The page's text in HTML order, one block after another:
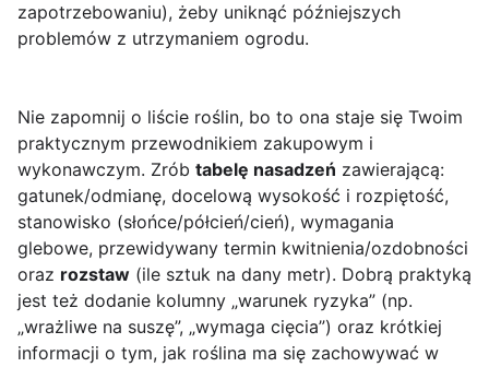
zapotrzebowaniu), żeby uniknąć późniejszych
problemów z utrzymaniem ogrodu.
Nie zapomnij o liście roślin, bo to ona staje się Twoim
praktycznym przewodnikiem zakupowym i
wykonawczym. Zrób tabelę nasadzeń zawierającą:
gatunek/odmianę, docelową wysokość i rozpiętość,
stanowisko (słońce/półcień/cień), wymagania
glebowe, przewidywany termin kwitnienia/ozdobności
oraz rozstaw (ile sztuk na dany metr). Dobrą praktyką
jest też dodanie kolumny „warunek ryzyka” (np.
„wrażliwe na suszę”, „wymaga cięcia”) oraz krótkiej
informacji o tym, jak roślina ma się zachowywać w